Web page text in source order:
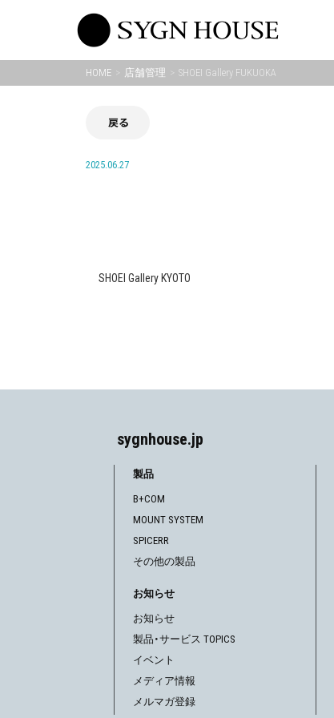
HOME 店舗管理 SHOEI Gallery FUKUOKA
戻る
2025.06.27
投
SHOEI Gallery KYOTO
sygnhouse.jp
製品
B+COM
MOUNT SYSTEM
SPICERR
その他の製品
お知らせ
お知らせ
製品・サービス TOPICS
イベント
メディア情報
メルマガ登録